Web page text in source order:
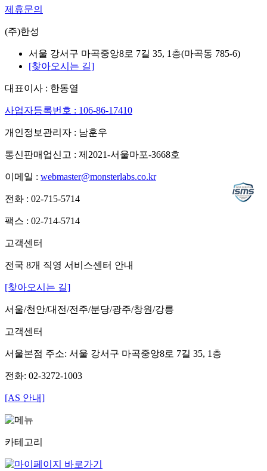
제휴문의
(주)한성
서울 강서구 마곡중앙8로 7길 35, 1층(마곡동 785-6)
[찾아오시는 길]
대표이사 : 한동열
사업자등록번호 : 106-86-17410
개인정보관리자 : 남훈우
통신판매업신고 : 제2021-서울마포-3668호
이메일 : webmaster@monsterlabs.co.kr
전화 : 02-715-5714
팩스 : 02-714-5714
고객센터
전국 8개 직영 서비스센터 안내
[찾아오시는 길]
서울/천안/대전/전주/분당/광주/창원/강릉
고객센터
서울본점 주소: 서울 강서구 마곡중앙8로 7길 35, 1층
전화: 02-3272-1003
[AS 안내]
카테고리